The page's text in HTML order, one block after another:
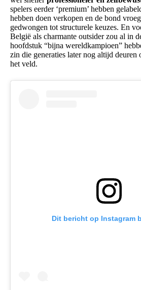
spelers eerder ‘premium’ hebben
hebben doen verkopen en de bond
gedwongen tot structurele keuzes. En
België als charmante outsider zou al in
hoofdstuk “bijna wereldkampioen”
zin die generaties later nog altijd deuren
het veld.
Dit bericht op Instagram